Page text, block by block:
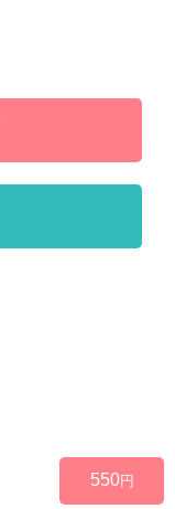
550円